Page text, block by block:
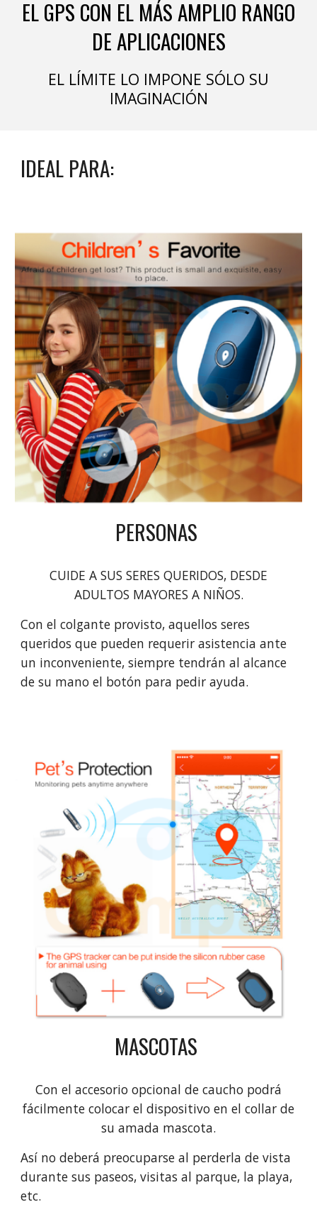
EL GPS CON EL MÁS AMPLIO RANGO
DE APLICACIONES
EL LÍMITE LO IMPONE SÓLO SU
IMAGINACIÓN
IDEAL PARA:
PERSONAS
CUIDE A SUS SERES QUERIDOS, DESDE
ADULTOS MAYORES A NIÑOS.
Con el colgante provisto, aquellos seres
queridos que pueden requerir asistencia ante
un inconveniente, siempre tendrán al alcance
de su mano el botón para pedir ayuda.
MASCOTAS
Con el accesorio opcional de caucho podrá
fácilmente colocar el dispositivo en el collar de
su amada mascota.
Así no deberá preocuparse al perderla de vista
durante sus paseos, visitas al parque, la playa,
etc.